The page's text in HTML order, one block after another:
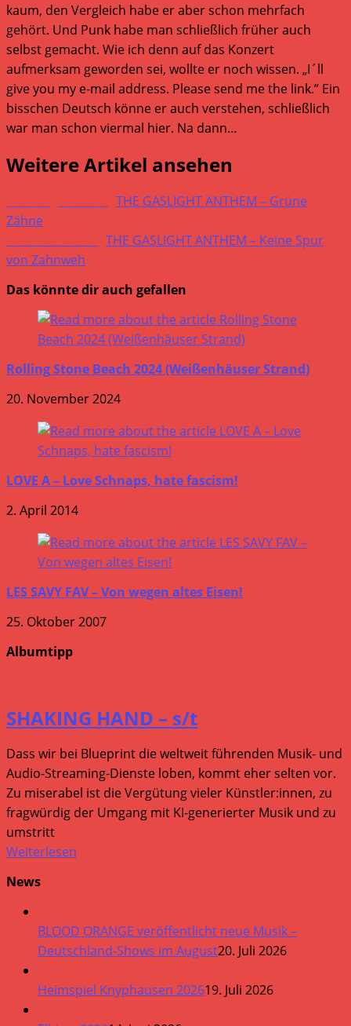
kaum, den Vergleich habe er aber schon mehrfach
gehört. Und Punk habe man schließlich früher auch
selbst gemacht. Wie ich denn auf das Konzert
aufmerksam geworden sei, wollte er noch wissen. „I´ll
give you my e-mail address. Please send me the link.” Ein
bisschen Deutsch könne er auch verstehen, schließlich
war man schon viermal hier. Na dann…
Weitere Artikel ansehen
THE GASLIGHT ANTHEM – Grüne
Zähne
THE GASLIGHT ANTHEM – Keine Spur
von Zahnweh
Das könnte dir auch gefallen
Rolling Stone Beach 2024 (Weißenhäuser Strand)
20. November 2024
LOVE A – Love Schnaps, hate fascism!
2. April 2014
LES SAVY FAV – Von wegen altes Eisen!
25. Oktober 2007
Albumtipp
SHAKING HAND – s/t
Dass wir bei Blueprint die weltweit führenden Musik- und
Audio-Streaming-Dienste loben, kommt eher selten vor.
Zu miserabel ist die Vergütung vieler Künstler:innen, zu
fragwürdig der Umgang mit KI-generierter Musik und zu
umstritt
Weiterlesen
News
BLOOD ORANGE veröffentlicht neue Musik –
Deutschland-Shows im August20. Juli 2026
Heimspiel Knyphausen 202619. Juli 2026